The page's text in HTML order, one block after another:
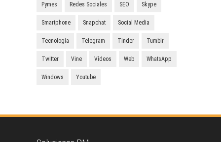
Pymes Redes Sociales SEO Skype
Smartphone Snapchat Social Media
Tecnología Telegram Tinder Tumblr
Twitter Vine Vídeos Web WhatsApp
Windows Youtube